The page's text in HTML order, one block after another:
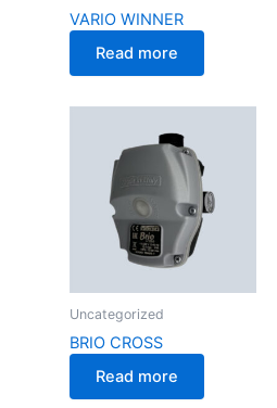
VARIO WINNER
Read more
Uncategorized
BRIO CROSS
Read more